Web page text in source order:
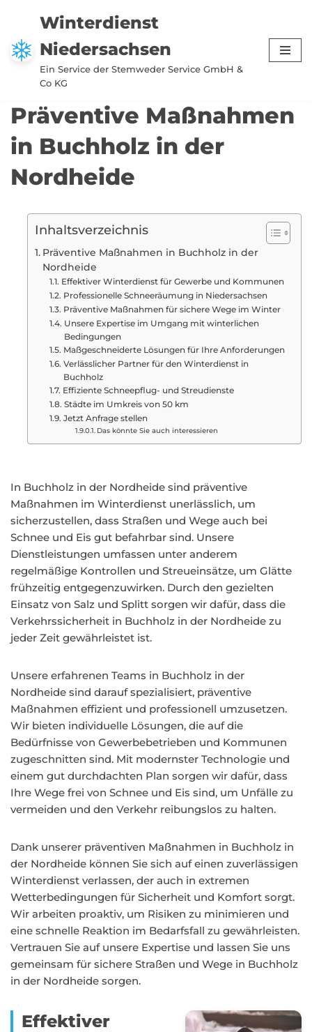
Zum
Inhalt
springen
Winterdienst
Niedersachsen
Ein Service der Stemweder Service GmbH &
Co KG
Präventive Maßnahmen
in Buchholz in der
Nordheide
Inhaltsverzeichnis
Präventive Maßnahmen in Buchholz in der
Nordheide
Effektiver Winterdienst für Gewerbe und Kommunen
Professionelle Schneeräumung in Niedersachsen
Präventive Maßnahmen für sichere Wege im Winter
Unsere Expertise im Umgang mit winterlichen
Bedingungen
Maßgeschneiderte Lösungen für Ihre Anforderungen
Verlässlicher Partner für den Winterdienst in
Buchholz
Effiziente Schneepflug- und Streudienste
Städte im Umkreis von 50 km
Jetzt Anfrage stellen
Das könnte Sie auch interessieren
In Buchholz in der Nordheide sind präventive
Maßnahmen im Winterdienst unerlässlich, um
sicherzustellen, dass Straßen und Wege auch bei
Schnee und Eis gut befahrbar sind. Unsere
Dienstleistungen umfassen unter anderem
regelmäßige Kontrollen und Streueinsätze, um Glätte
frühzeitig entgegenzuwirken. Durch den gezielten
Einsatz von Salz und Splitt sorgen wir dafür, dass die
Verkehrssicherheit in Buchholz in der Nordheide zu
jeder Zeit gewährleistet ist.
Unsere erfahrenen Teams in Buchholz in der
Nordheide sind darauf spezialisiert, präventive
Maßnahmen effizient und professionell umzusetzen.
Wir bieten individuelle Lösungen, die auf die
Bedürfnisse von Gewerbebetrieben und Kommunen
zugeschnitten sind. Mit modernster Technologie und
einem gut durchdachten Plan sorgen wir dafür, dass
Ihre Wege frei von Schnee und Eis sind, um Unfälle zu
vermeiden und den Verkehr reibungslos zu halten.
Dank unserer präventiven Maßnahmen in Buchholz in
der Nordheide können Sie sich auf einen zuverlässigen
Winterdienst verlassen, der auch in extremen
Wetterbedingungen für Sicherheit und Komfort sorgt.
Wir arbeiten proaktiv, um Risiken zu minimieren und
eine schnelle Reaktion im Bedarfsfall zu gewährleisten.
Vertrauen Sie auf unsere Expertise und lassen Sie uns
gemeinsam für sichere Straßen und Wege in Buchholz
in der Nordheide sorgen.
Effektiver